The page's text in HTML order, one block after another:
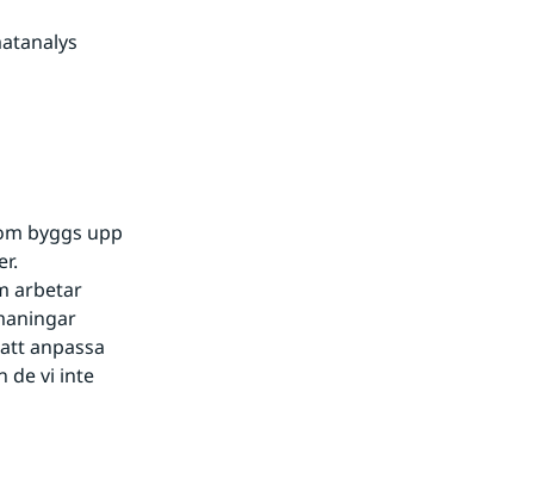
byggs upp
arbetar
anpassa
de vi inte